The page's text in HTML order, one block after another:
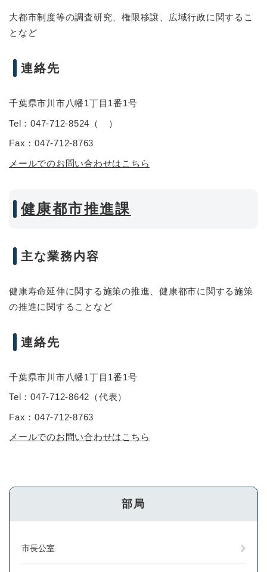
大都市制度等の調査研究、権限移譲、広域行政に関するこ
となど
連絡先
千葉県市川市八幡1丁目1番1号
Tel：047-712-8524 （
）
Fax：047-712-8763
メールでのお問い合わせはこちら
健康都市推進課
主な業務内容
健康寿命延伸に関する施策の推進、健康都市に関する施策
の推進に関することなど
連絡先
千葉県市川市八幡1丁目1番1号
Tel：047-712-8642 （代表）
Fax：047-712-8763
メールでのお問い合わせはこちら
部局
市長公室